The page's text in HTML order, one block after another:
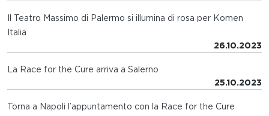
Il Teatro Massimo di Palermo si illumina di rosa per Komen
Italia
26.10.2023
La Race for the Cure arriva a Salerno
25.10.2023
Torna a Napoli l’appuntamento con la Race for the Cure